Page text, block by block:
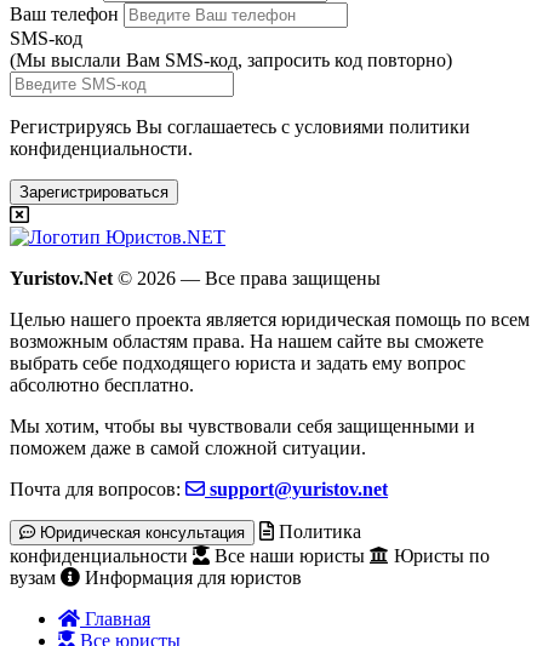
Ваш телефон
SMS-код
(Мы выслали Вам SMS-код, запросить код повторно)
Регистрируясь Вы соглашаетесь с условиями политики
конфиденциальности.
Зарегистрироваться
Yuristov.Net © 2026 — Все права защищены
Целью нашего проекта является юридическая помощь по всем
возможным областям права. На нашем сайте вы сможете
выбрать себе подходящего юриста и задать ему вопрос
абсолютно бесплатно.
Мы хотим, чтобы вы чувствовали себя защищенными и
поможем даже в самой сложной ситуации.
Почта для вопросов:
support@yuristov.net
Юридическая консультация
Политика
конфиденциальности
Все наши юристы
Юристы по
вузам
Информация для юристов
Главная
Все юристы